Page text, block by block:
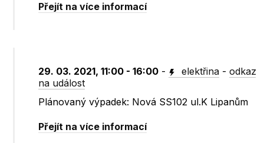
Přejít na více informací
29. 03. 2021, 11:00 - 16:00 - elektřina -odkaz
na událost
Plánovaný výpadek: Nová SS102 ul.K Lipanům
Přejít na více informací